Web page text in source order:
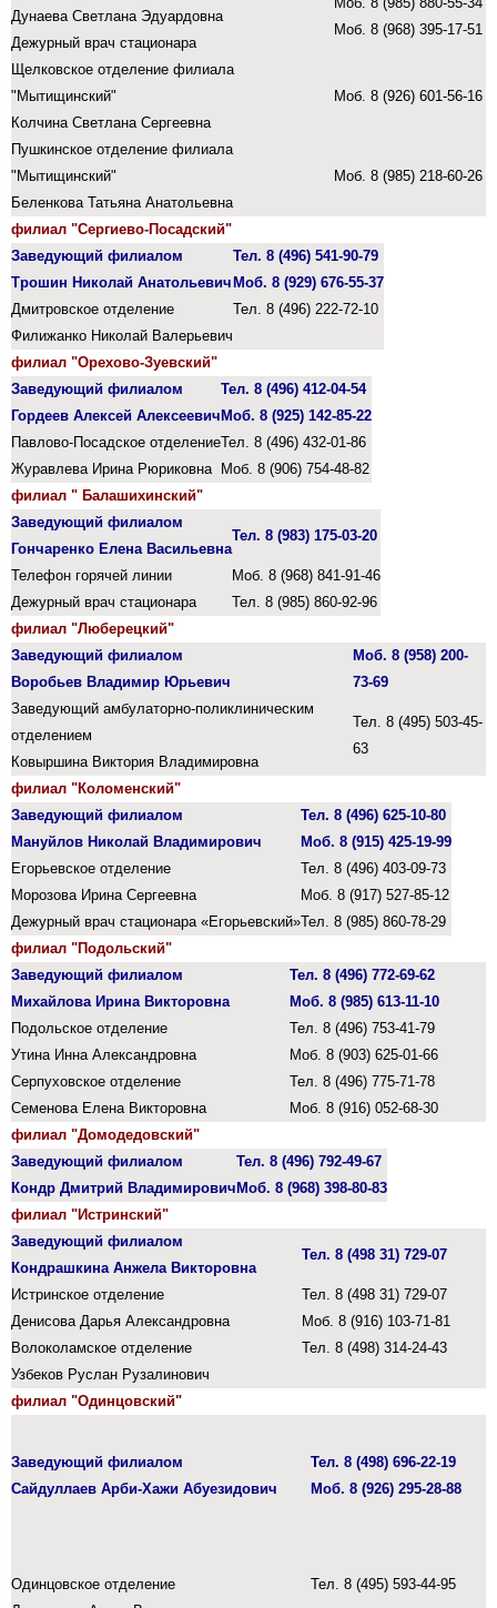
Дунаева Светлана Эдуардовна
Дежурный врач стационара
Моб. 8 (968) 395-17-51
Щелковское отделение филиала
"Мытищинский"
Колчина Светлана Сергеевна
Моб. 8 (926) 601-56-16
Пушкинское отделение филиала
"Мытищинский"
Беленкова Татьяна Анатольевна
Моб. 8 (985) 218-60-26
филиал "Сергиево-Посадский"
Заведующий филиалом
Трошин Николай Анатольевич
Тел. 8 (496) 541-90-79
Моб. 8 (929) 676-55-37
Дмитровское отделение
Филижанко Николай Валерьевич
Тел. 8 (496) 222-72-10
филиал "Орехово-Зуевский"
Заведующий филиалом
Гордеев Алексей Алексеевич
Тел. 8 (496) 412-04-54
Моб. 8 (925) 142-85-22
Павлово-Посадское отделение
Журавлева Ирина Рюриковна
Тел. 8 (496) 432-01-86
Моб. 8 (906) 754-48-82
филиал " Балашихинский"
Заведующий филиалом
Гончаренко Елена Васильевна
Тел. 8 (983) 175-03-20
Телефон горячей линии
Моб. 8 (968) 841-91-46
Дежурный врач стационара
Тел. 8 (985) 860-92-96
филиал "Люберецкий"
Заведующий филиалом
Воробьев Владимир Юрьевич
Моб. 8 (958) 200-
73-69
Заведующий амбулаторно-поликлиническим
отделением
Ковыршина Виктория Владимировна
Тел. 8 (495) 503-45-
63
филиал "Коломенский"
Заведующий филиалом
Мануйлов Николай Владимирович
Тел. 8 (496) 625-10-80
Моб. 8 (915) 425-19-99
Егорьевское отделение
Морозова Ирина Сергеевна
Тел. 8 (496) 403-09-73
Моб. 8 (917) 527-85-12
Дежурный врач стационара «Егорьевский»Тел. 8 (985) 860-78-29
филиал "Подольский"
Заведующий филиалом
Михайлова Ирина Викторовна
Тел. 8 (496) 772-69-62
Моб. 8 (985) 613-11-10
Подольское отделение
Утина Инна Александровна
Тел. 8 (496) 753-41-79
Моб. 8 (903) 625-01-66
Серпуховское отделение
Семенова Елена Викторовна
Тел. 8 (496) 775-71-78
Моб. 8 (916) 052-68-30
филиал "Домодедовский"
Заведующий филиалом
Кондр Дмитрий Владимирович
Тел. 8 (496) 792-49-67
Моб. 8 (968) 398-80-83
филиал "Истринский"
Заведующий филиалом
Кондрашкина Анжела Викторовна
Тел. 8 (498 31) 729-07
Истринское отделение
Денисова Дарья Александровна
Тел. 8 (498 31) 729-07
Моб. 8 (916) 103-71-81
Волоколамское отделение
Узбеков Руслан Рузалинович
Тел. 8 (498) 314-24-43
филиал "Одинцовский"
Заведующий филиалом
Сайдуллаев Арби-Хажи Абуезидович
Тел. 8 (498) 696-22-19
Моб. 8 (926) 295-28-88
Одинцовское отделение
Тел. 8 (495) 593-44-95